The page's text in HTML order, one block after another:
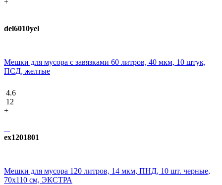
+
del6010yel
Мешки для мусора с завязками 60 литров, 40 мкм, 10 штук,
ПCД, желтые
4.6
12
+
ex1201801
Мешки для мусора 120 литров, 14 мкм, ПНД, 10 шт. черные,
70х110 см, ЭКСТРА